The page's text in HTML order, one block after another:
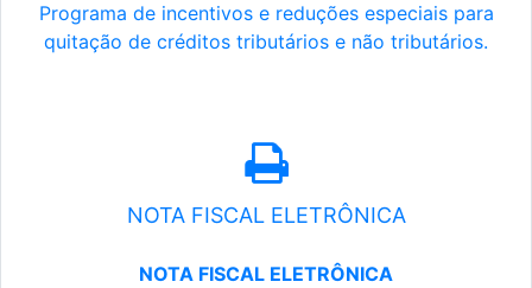
Programa de incentivos e reduções especiais para
quitação de créditos tributários e não tributários.
NOTA FISCAL ELETRÔNICA
NOTA FISCAL ELETRÔNICA